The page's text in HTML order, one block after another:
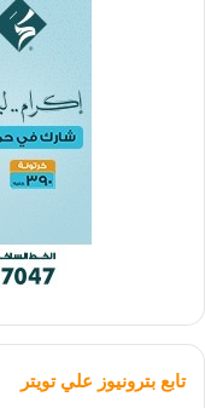
تابع بترونيوز علي تويتر